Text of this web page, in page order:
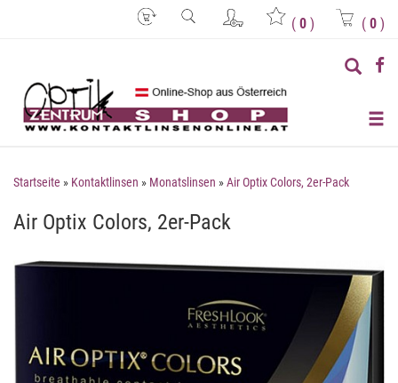
( 0 ) ( 0 )
Startseite » Kontaktlinsen » Monatslinsen »Air Optix Colors, 2er-Pack
Air Optix Colors, 2er-Pack